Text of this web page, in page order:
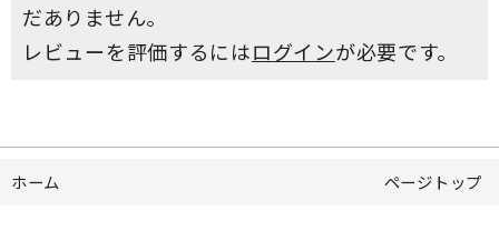
だありません。
レビューを評価するにはログインが必要です。
ホーム ページトップ